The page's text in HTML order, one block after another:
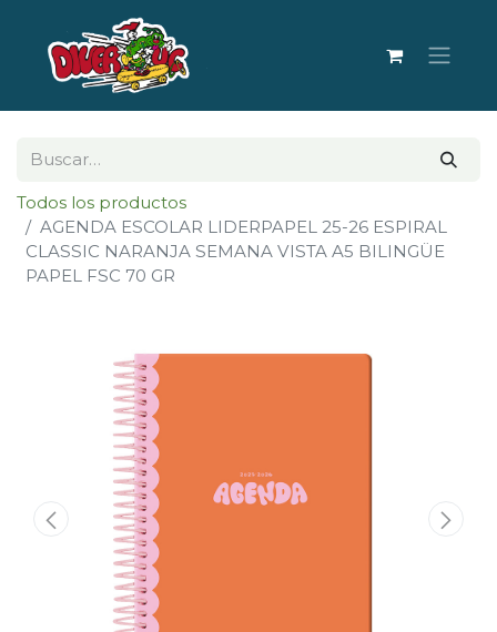
Todos los productos
AGENDA ESCOLAR LIDERPAPEL 25-26 ESPIRAL
CLASSIC NARANJA SEMANA VISTA A5 BILINGÜE
PAPEL FSC 70 GR